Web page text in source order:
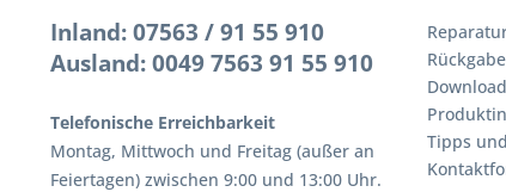
Inland: 07563 / 91 55 910
Ausland: 0049 7563 91 55 910
Telefonische Erreichbarkeit
Montag, Mittwoch und Freitag (außer an
Feiertagen) zwischen 9:00 und 13:00 Uhr.
Rückgabe
Tipps